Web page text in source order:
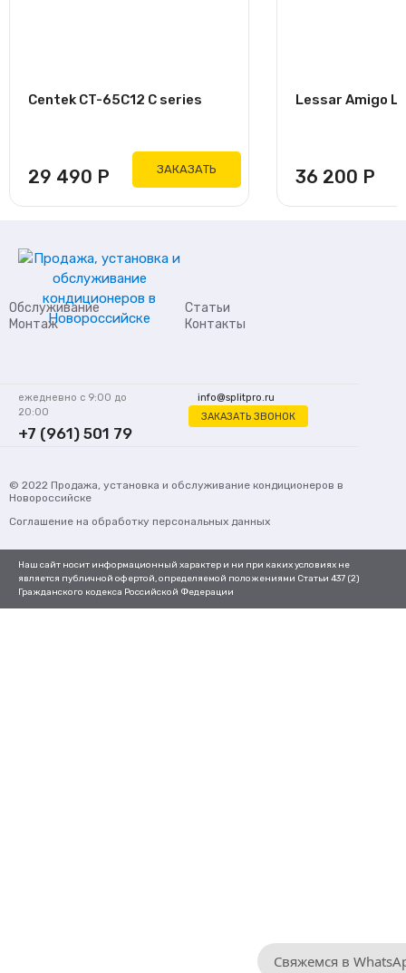
Centek CT-65C12 C series
29 490 Р ЗАКАЗАТЬ
Lessar Amigo
36 200 Р
Обслуживание
Монтаж
Статьи
Контакты
info@splitpro.ru
ЗАКАЗАТЬ ЗВОНОК
ежедневно с 9:00 до
20:00
+7 (961) 501 79
© 2022 Продажа, установка и обслуживание кондиционеров в
Новороссийске
Соглашение на обработку персональных данных
Наш сайт носит информационный характер и ни при каких условиях не
является публичной офертой, определяемой положениями Статьи 437 (2)
Гражданского кодекса Российской Федерации
Свяжемся в